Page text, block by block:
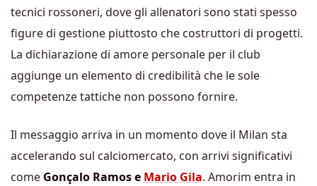
tecnici rossoneri, dove gli allenatori sono stati spesso
figure di gestione piuttosto che costruttori di progetti.
La dichiarazione di amore personale per il club
aggiunge un elemento di credibilità che le sole
competenze tattiche non possono fornire.
Il messaggio arriva in un momento dove il Milan sta
accelerando sul calciomercato, con arrivi significativi
come Gonçalo Ramos e Mario Gila. Amorim entra in